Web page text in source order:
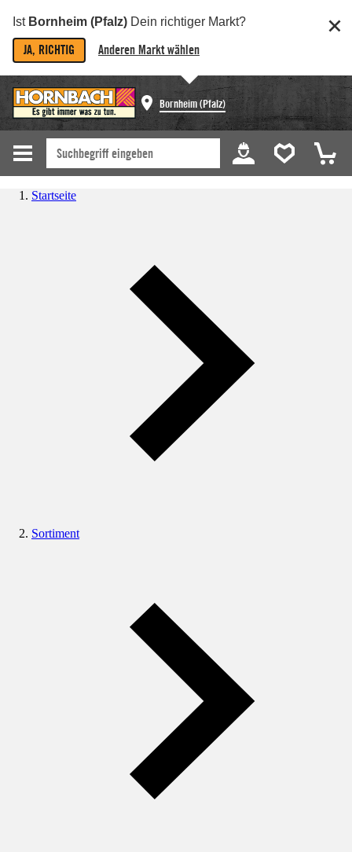
Ist Bornheim (Pfalz) Dein richtiger Markt?
JA, RICHTIG Anderen Markt wählen
Bornheim (Pfalz)
Startseite
Sortiment